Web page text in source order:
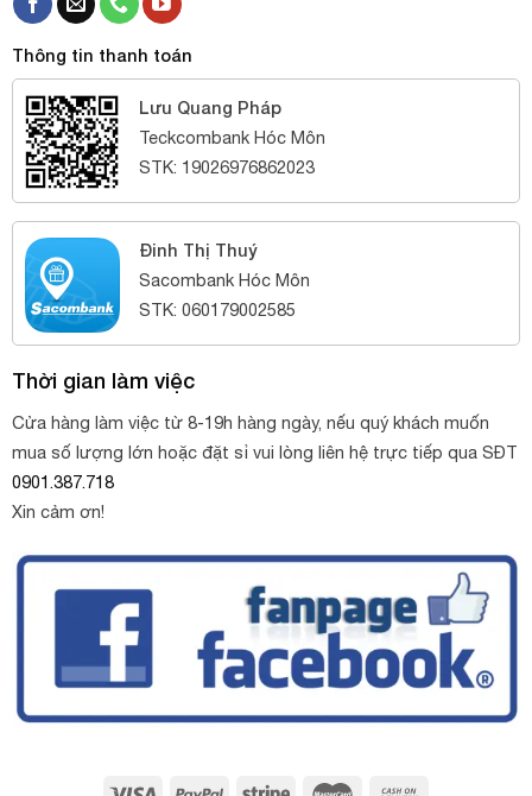
Thông tin thanh toán
Lưu Quang Pháp
Teckcombank Hóc Môn
STK: 19026976862023
Đinh Thị Thuý
Sacombank Hóc Môn
STK: 060179002585
Thời gian làm việc
Cửa hàng làm việc từ 8-19h hàng ngày, nếu quý khách muốn
mua số lượng lớn hoặc đặt sỉ vui lòng liên hệ trực tiếp qua SĐT
0901.387.718
Xin cảm ơn!